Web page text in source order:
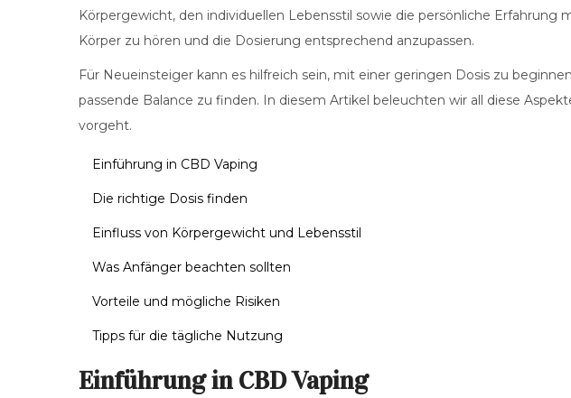
Körpergewicht, den individuellen Lebensstil sowie die persönliche Erfahrung
Körper zu hören und die Dosierung entsprechend anzupassen.
Für Neueinsteiger kann es hilfreich sein, mit einer geringen Dosis zu
passende Balance zu finden. In diesem Artikel beleuchten wir all diese
vorgeht.
Einführung in CBD Vaping
Die richtige Dosis finden
Einfluss von Körpergewicht und Lebensstil
Was Anfänger beachten sollten
Vorteile und mögliche Risiken
Tipps für die tägliche Nutzung
Einführung in CBD Vaping